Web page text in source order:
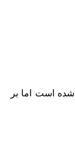
است اما بر